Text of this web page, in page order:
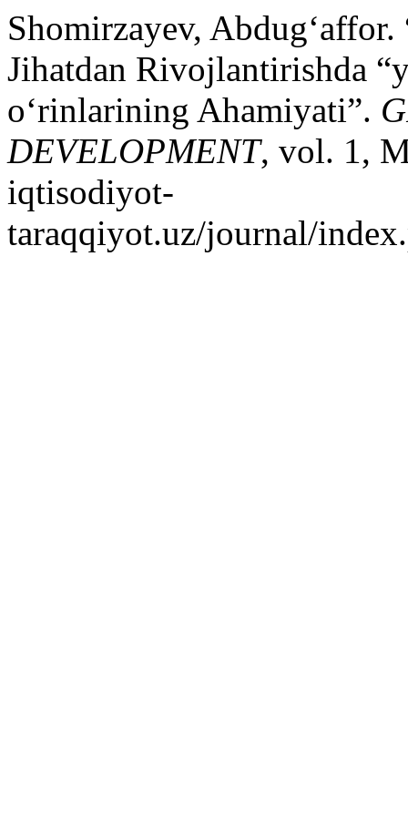
Shomirzayev,
Jihatdan Rivojlantirishda
o‘rinlarining Ahamiyati”.
DEVELOPMENT, vol. 1,
iqtisodiyot-
taraqqiyot.uz/journal/